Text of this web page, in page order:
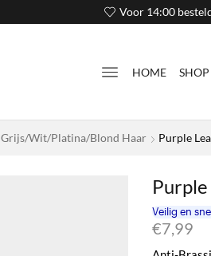
Voor 14:00
HOME SHOP
Grijs/wit/platina/blond Haar Purple
€7,99